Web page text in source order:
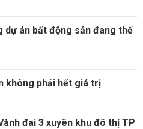
dự án bất động sản đang thế
không phải hết giá trị
đai 3 xuyên khu đô thị TP